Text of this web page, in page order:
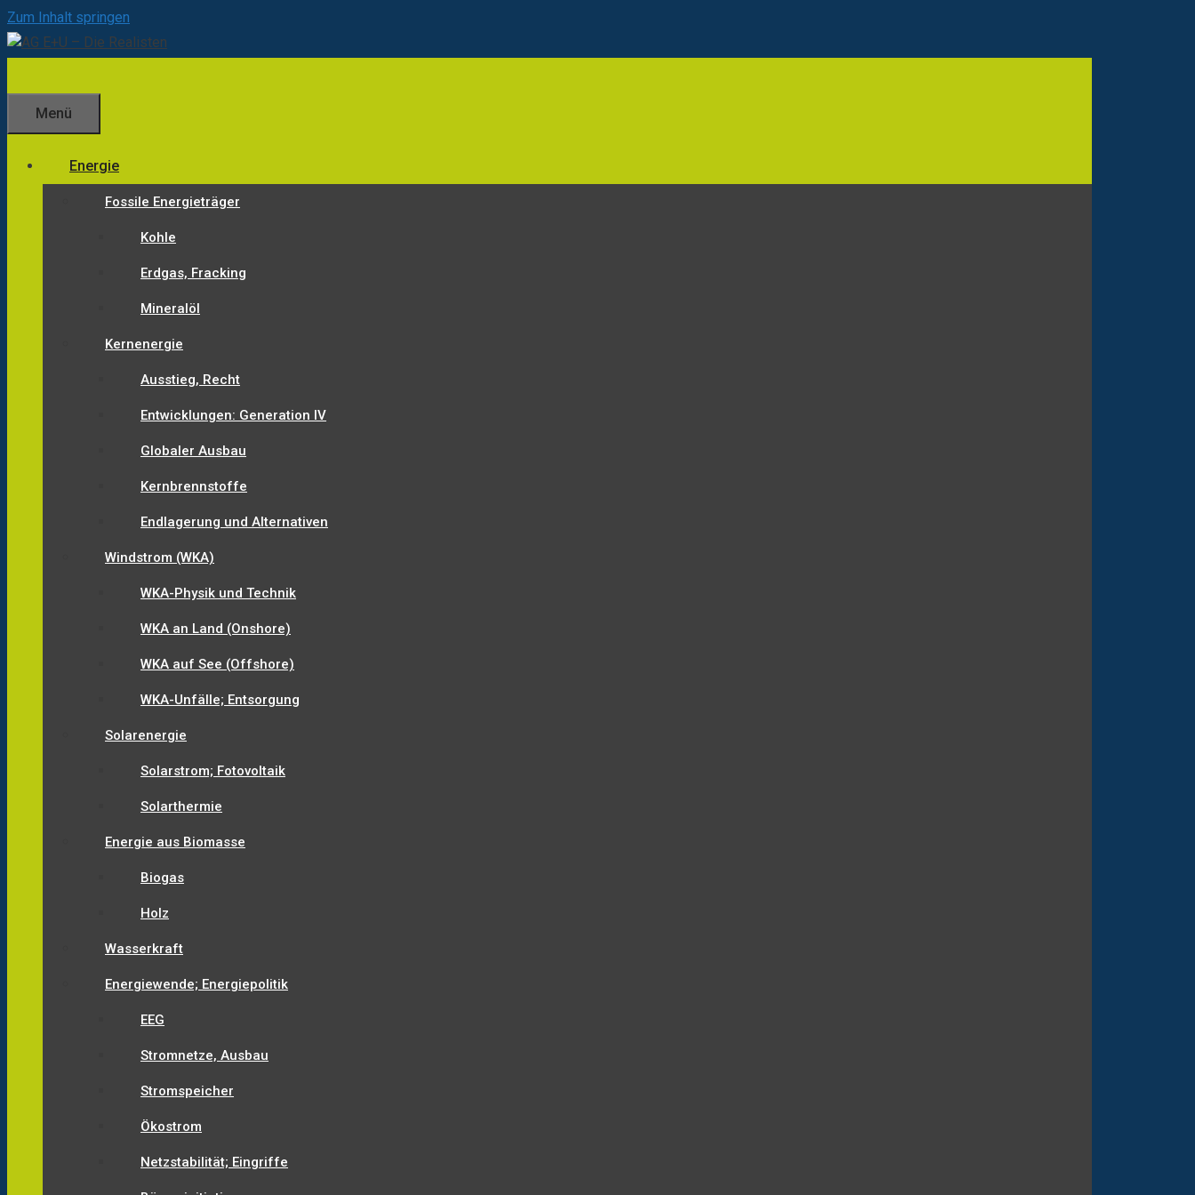
Zum Inhalt springen
Menü
Energie
Fossile Energieträger
Kohle
Erdgas, Fracking
Mineralöl
Kernenergie
Ausstieg, Recht
Entwicklungen: Generation IV
Globaler Ausbau
Kernbrennstoffe
Endlagerung und Alternativen
Windstrom (WKA)
WKA-Physik und Technik
WKA an Land (Onshore)
WKA auf See (Offshore)
WKA-Unfälle; Entsorgung
Solarenergie
Solarstrom; Fotovoltaik
Solarthermie
Energie aus Biomasse
Biogas
Holz
Wasserkraft
Energiewende; Energiepolitik
EEG
Stromnetze, Ausbau
Stromspeicher
Ökostrom
Netzstabilität; Eingriffe